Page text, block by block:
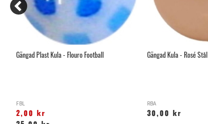
Gängad Plast Kula - Flouro Football
FBL
2,00 kr
Gängad Kula - Rosé Stål
RBA
30,00 kr